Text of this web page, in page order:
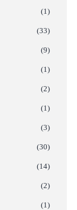
(1)
(33)
(9)
(1)
(2)
(1)
(3)
(30)
(14)
(2)
(1)